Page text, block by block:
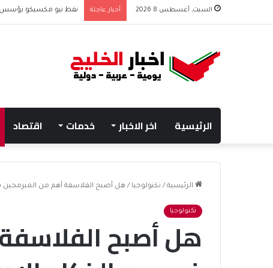
السبت, أغسطس 8 2026 أخبار عاجلة نفط نيو مكسيكو يؤسس صندوق 75 مليار دولار
الرئيسية اخر الاخبار خدمات اقتصاد
الرئيسية / تكنولوجيا / هل أصبح الفلاسفة أهم من المبرمجين
تكنولوجيا
هل أصبح